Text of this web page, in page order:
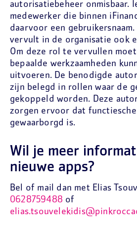
autorisatiebeheer onmisbaar.
medewerker die binnen
daarvoor een
vervult in de organisatie ook
Om deze rol te vervullen
bepaalde werkzaamheden
uitvoeren. De benodigde
zijn belegd in rollen waar de
gekoppeld worden. Deze
zorgen ervoor dat
gewaarborgd is.
Wil je meer
nieuwe apps?
Bel of mail dan met Elias
0628759488 of